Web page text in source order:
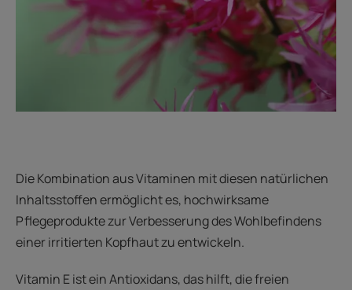
Die Kombination aus Vitaminen mit diesen natürlichen
Inhaltsstoffen ermöglicht es, hochwirksame
Pflegeprodukte zur Verbesserung des Wohlbefindens
einer irritierten Kopfhaut zu entwickeln.
Vitamin E ist ein Antioxidans, das hilft, die freien